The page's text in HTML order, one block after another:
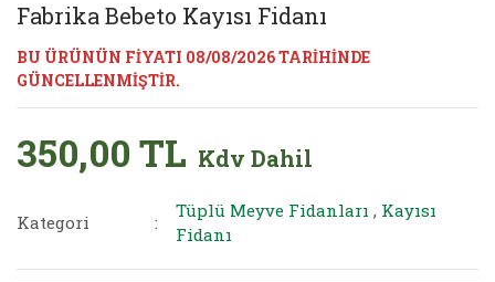
Fabrika Bebeto Kayısı Fidanı
BU ÜRÜNÜN FİYATI 08/08/2026 TARİHİNDE
GÜNCELLENMİŞTİR.
350,00 TL Kdv Dahil
Kategori
Tüplü Meyve Fidanları , Kayısı
Fidanı